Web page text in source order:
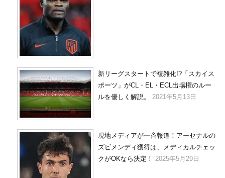
新リーグスタートで複雑化!?「スカイス
ポーツ」がCL・EL・ECL出場権のルー
ルを優しく解説。
2021年5月13日
現地メディアが一斉報道！アーセナルの
ズビメンディ獲得は、メディカルチェッ
クがOKなら決定！
2025年5月29日